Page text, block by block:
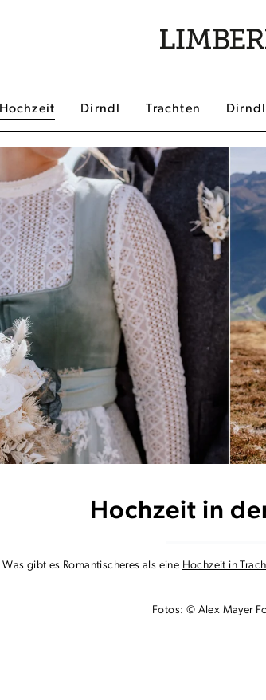
Hochzeit Dirndl Trachten
Hochzeit in
Was gibt es Romantischeres als eine Hochzeit in
Fotos: © Alex Mayer